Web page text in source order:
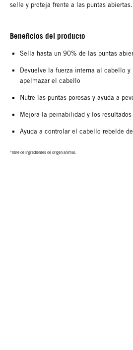
selle y proteja frente a las puntas abiertas.
Beneficios del producto
Sella hasta un 90% de las puntas
Devuelve la fuerza interna al cabello
apelmazar el cabello
Nutre las puntas porosas y ayuda a
Mejora la peinabilidad y los resultados
Ayuda a controlar el cabello rebelde
*libre de ingredientes de origen animal.